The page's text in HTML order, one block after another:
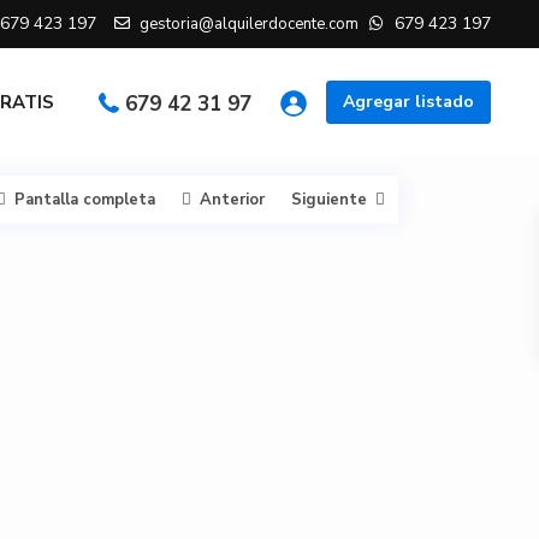
679 423 197 gestoria@alquilerdocente.com 679 423 197
Agregar listado
679 42 31 97
Pantalla completa Anterior Siguiente